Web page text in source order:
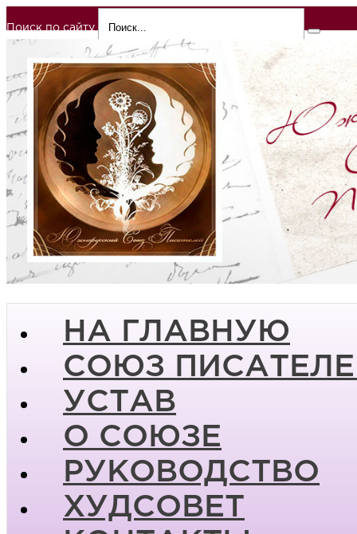
Поиск по сайту
НА ГЛАВНУЮ
СОЮЗ
УСТАВ
О СОЮЗЕ
РУКОВОДСТВО
ХУДСОВЕТ